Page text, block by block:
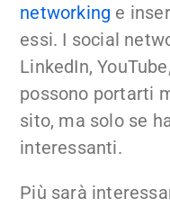
networking e
essi. I social
LinkedIn,
possono portarti
sito, ma solo se
interessanti.
Più sarà